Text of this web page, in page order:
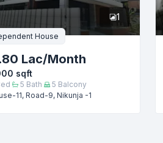
1
House
Lac/Month
sqft
5 Bath 5 Balcony
11, Road-9, Nikunja -1